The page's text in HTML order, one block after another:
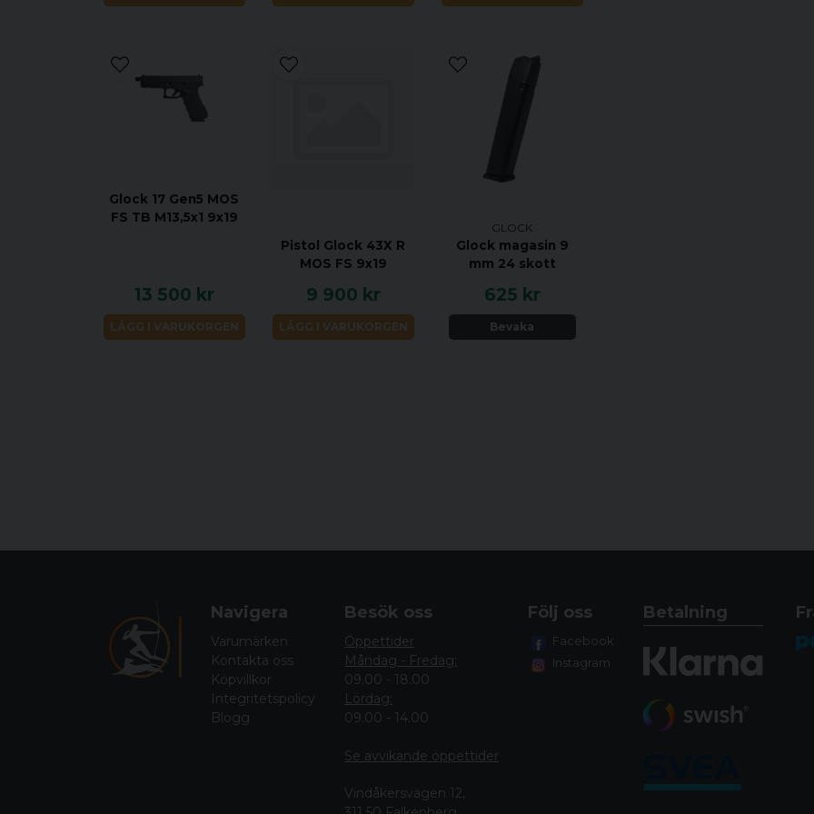
Glock 17 Gen5 MOS
FS TB M13,5x1 9x19
13 500 kr
LÄGG I VARUKORGEN
Pistol Glock 43X R
MOS FS 9x19
9 900 kr
LÄGG I VARUKORGEN
GLOCK
Glock magasin 9
mm 24 skott
625 kr
Bevaka
nylonborste.
Navigera
Varumärken
Kontakta oss
Köpvillkor
Integritetspolicy
Blogg
Besök oss
Öppettider
Måndag - Fredag:
09.00 - 18.00
Lördag:
09.00 - 14.00
Se avvikande öppettider
Vindåkersvägen 12,
Följ oss
Facebook
Instagram
Betalning